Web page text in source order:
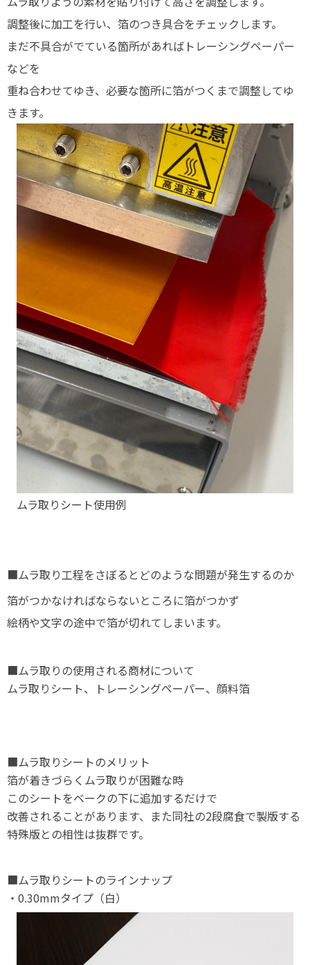
調整後に加工を行い、箔のつき具合をチェックします。
まだ不具合がでている箇所があればトレーシングペーパー
などを
重ね合わせてゆき、必要な箇所に箔がつくまで調整してゆ
きます。
ムラ取りシート使用例
■ムラ取り工程をさぼるとどのような問題が発生するのか
箔がつかなければならないところに箔がつかず
絵柄や文字の途中で箔が切れてしまいます。
■ムラ取りの使用される商材について
ムラ取りシート、トレーシングペーパー、顔料箔
■ムラ取りシートのメリット
箔が着きづらくムラ取りが困難な時
このシートをベークの下に追加するだけで
改善されることがあります、また同社の2段腐食で製版する
特殊版との相性は抜群です。
■ムラ取りシートのラインナップ
・0.30mmタイプ（白）